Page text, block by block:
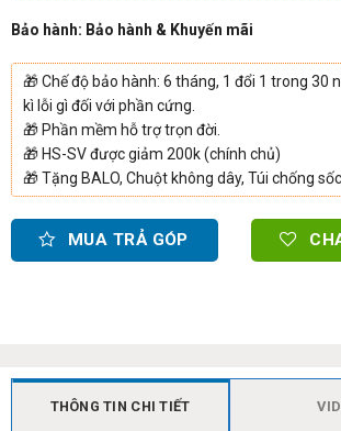
Bảo hành: Bảo hành & Khuyến mãi
🎁Chế độ bảo hành: 6 tháng, 1 đổi 1 trong 30
kì lỗi gì đối với phần cứng.
🎁 Phần mềm hỗ trợ trọn đời.
🎁 HS-SV được giảm 200k (chính chủ)
🎁Tặng BALO, Chuột không dây, Túi chống sốc
MUA TRẢ GÓP
THÔNG TIN CHI TIẾT